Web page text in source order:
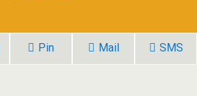
Pin Mail SMS